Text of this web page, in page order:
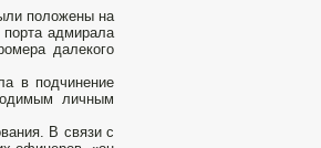
положены на
порта адмирала
далекого
в подчинение
личным
В связи с